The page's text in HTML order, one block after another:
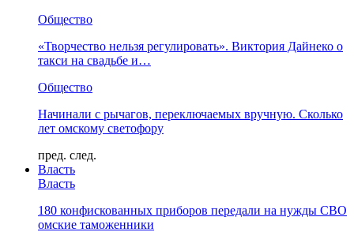
Общество
«Творчество нельзя регулировать». Виктория Дайнеко о
такси на свадьбе и…
Общество
Начинали с рычагов, переключаемых вручную. Сколько
лет омскому светофору
пред. след.
Власть
Власть
180 конфискованных приборов передали на нужды СВО
омские таможенники